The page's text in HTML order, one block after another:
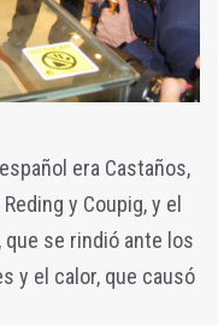
era Castaños,
y Coupig, y el
que se rindió ante los
y el calor, que causó